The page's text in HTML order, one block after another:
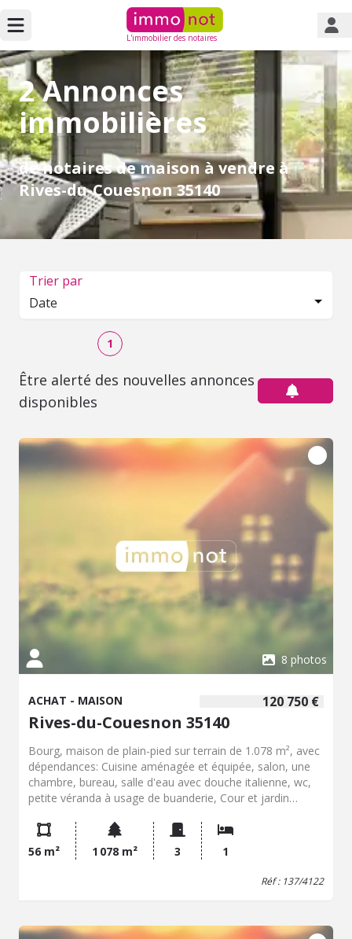
L'immobilier des notaires
2 Annonces
immobilières
de notaires de maison à vendre à
Rives-du-Couesnon 35140
Trier par
Date
1
Être alerté des nouvelles annonces
disponibles
8 photos
120 750 €
ACHAT - MAISON
Rives-du-Couesnon 35140
Bourg, maison de plain-pied sur terrain de 1.078 m², avec
dépendances: Cuisine aménagée et équipée, salon, une
chambre, bureau, salle d'eau avec douche italienne, wc,
petite véranda à usage de buanderie, Cour et jardin
1.078 m²
56 m²
1 078 m² 3 1
Réf : 137/4122